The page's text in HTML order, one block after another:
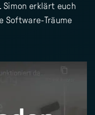
. Simon erklärt euch
Software-Träume